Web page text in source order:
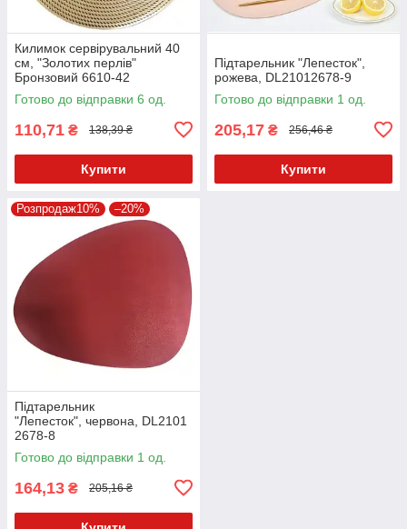
Килимок сервірувальний 40
см, "Золотих перлів"
Бронзовий 6610-42
Готово до відправки 6 од.
110,71 ₴ 138,39 ₴
Купити
Підтарельник "Лепесток",
рожева, DL21012678-9
Готово до відправки 1 од.
205,17 ₴ 256,46 ₴
Купити
Розпродаж10% –20%
Підтарельник
"Лепесток", червона, DL2101
2678-8
Готово до відправки 1 од.
164,13 ₴ 205,16 ₴